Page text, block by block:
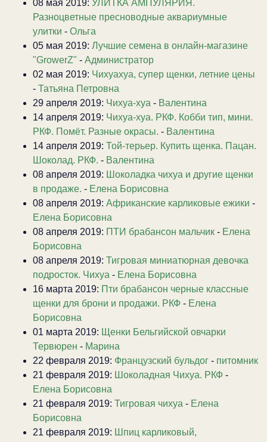
08 мая 2019: УЛИТКА АМПУЛЯРИЯ.
Разноцветные пресноводные аквариумные
улитки - Ольга
05 мая 2019: Лучшие семена в онлайн-магазине
"GrowerZ" - Администратор
02 мая 2019: Чихуахуа, супер щенки, летние цены
- Татьяна Петровна
29 апреля 2019: Чихуа-хуа - Валентина
14 апреля 2019: Чихуа-хуа. РКФ. Кобби тип, мини.
РКФ. Помёт. Разные окрасы. - Валентина
14 апреля 2019: Той-терьер. Купить щенка. Пацан.
Шоколад. РКФ. - Валентина
08 апреля 2019: Шоколадка чихуа и другие щенки
в продаже. - Елена Борисовна
08 апреля 2019: Африканские карликовые ежики -
Елена Борисовна
08 апреля 2019: ПТИ брабансон мальчик - Елена
Борисовна
08 апреля 2019: Тигровая миниатюрная девочка
подросток. Чихуа - Елена Борисовна
16 марта 2019: Пти брабансон черные классные
щенки для брони и продажи. РКФ - Елена
Борисовна
01 марта 2019: Щенки Бельгийской овчарки
Тервюрен - Марина
22 февраля 2019: Французский бульдог - питомник
21 февраля 2019: Шоколадная Чихуа. РКФ -
Елена Борисовна
21 февраля 2019: Тигровая чихуа - Елена
Борисовна
21 февраля 2019: Шпиц карликовый,